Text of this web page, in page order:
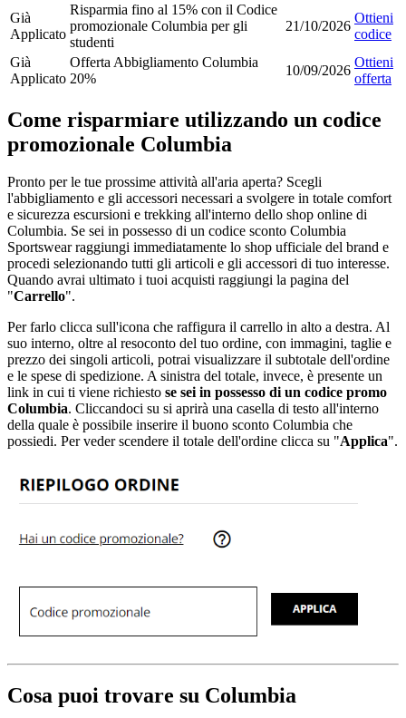
Già
Applicato
Risparmia fino al 15% con il Codice
promozionale Columbia per gli
studenti
21/10/2026
Ottieni
codice
Già
Applicato
Offerta Abbigliamento Columbia
20%
10/09/2026
Ottieni
offerta
Come risparmiare utilizzando un codice
promozionale Columbia
Pronto per le tue prossime attività all'aria aperta? Scegli
l'abbigliamento e gli accessori necessari a svolgere in totale comfort
e sicurezza escursioni e trekking all'interno dello shop online di
Columbia. Se sei in possesso di un codice sconto Columbia
Sportswear raggiungi immediatamente lo shop ufficiale del brand e
procedi selezionando tutti gli articoli e gli accessori di tuo interesse.
Quando avrai ultimato i tuoi acquisti raggiungi la pagina del
"Carrello".
Per farlo clicca sull'icona che raffigura il carrello in alto a destra. Al
suo interno, oltre al resoconto del tuo ordine, con immagini, taglie e
prezzo dei singoli articoli, potrai visualizzare il subtotale dell'ordine
e le spese di spedizione. A sinistra del totale, invece, è presente un
link in cui ti viene richiesto se sei in possesso di un codice promo
Columbia. Cliccandoci su si aprirà una casella di testo all'interno
della quale è possibile inserire il buono sconto Columbia che
possiedi. Per veder scendere il totale dell'ordine clicca su "Applica".
Cosa puoi trovare su Columbia